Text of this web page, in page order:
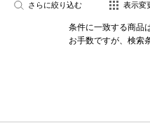
さらに絞り込む 表示変
条件に一致する商品
お手数ですが、検索